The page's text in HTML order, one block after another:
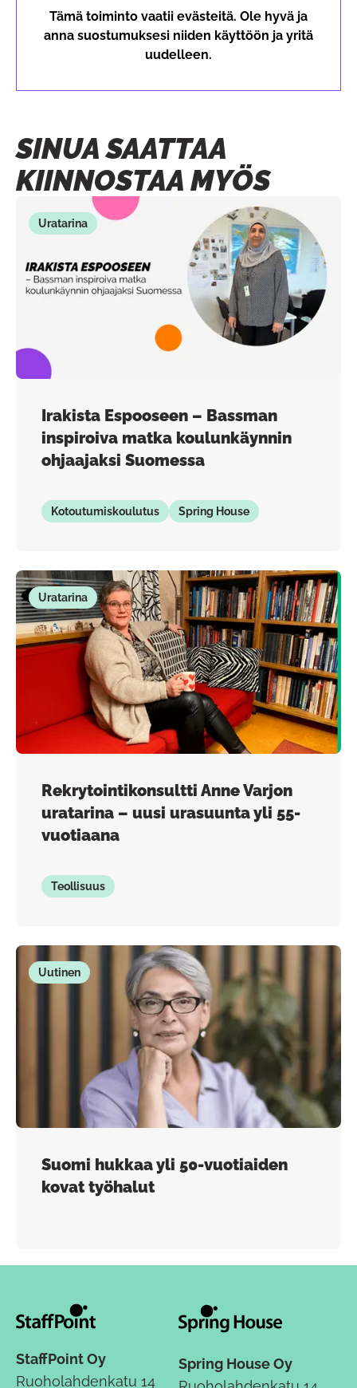
Tämä toiminto vaatii evästeitä. Ole hyvä ja
anna suostumuksesi niiden käyttöön ja yritä
uudelleen.
SINUA SAATTAA
KIINNOSTAA MYÖS
Uratarina
Irakista Espooseen – Bassman
inspiroiva matka koulunkäynnin
ohjaajaksi Suomessa
Kotoutumiskoulutus Spring House
Uratarina
Rekrytointikonsultti Anne Varjon
uratarina – uusi urasuunta yli 55-
vuotiaana
Teollisuus
Uutinen
Suomi hukkaa yli 50-vuotiaiden
kovat työhalut
StaffPoint Oy
Ruoholahdenkatu 14
Spring House Oy